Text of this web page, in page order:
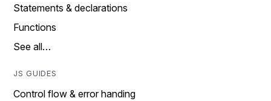
Statements & declarations
Functions
See all…
JS GUIDES
Control flow & error handing